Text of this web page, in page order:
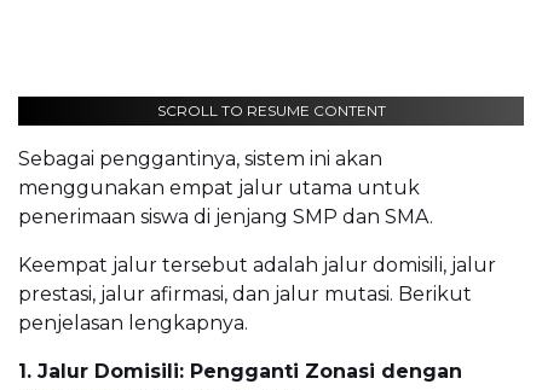
SCROLL TO RESUME CONTENT
Sebagai penggantinya, sistem ini akan
menggunakan empat jalur utama untuk
penerimaan siswa di jenjang SMP dan SMA.
Keempat jalur tersebut adalah jalur domisili, jalur
prestasi, jalur afirmasi, dan jalur mutasi. Berikut
penjelasan lengkapnya.
1. Jalur Domisili: Pengganti Zonasi dengan